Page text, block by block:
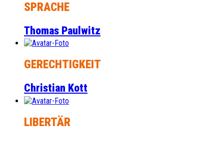
SPRACHE
Thomas Paulwitz
GERECHTIGKEIT
Christian Kott
LIBERTÄR